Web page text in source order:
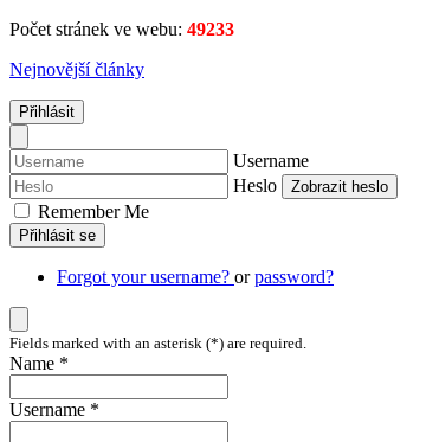
Počet stránek ve webu: 49233
Nejnovější články
Přihlásit
Username
Heslo
Zobrazit heslo
Remember Me
Přihlásit se
Forgot your username? orpassword?
Fields marked with an asterisk (*) are required.
Name *
Username *